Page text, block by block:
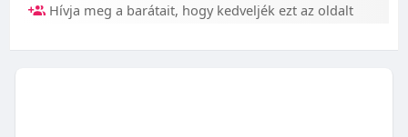
Hívja meg a barátait, hogy kedveljék ezt az oldalt